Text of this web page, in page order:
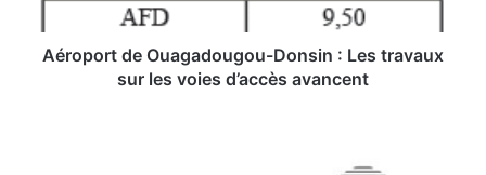
Aéroport de Ouagadougou-Donsin : Les travaux
sur les voies d’accès avancent